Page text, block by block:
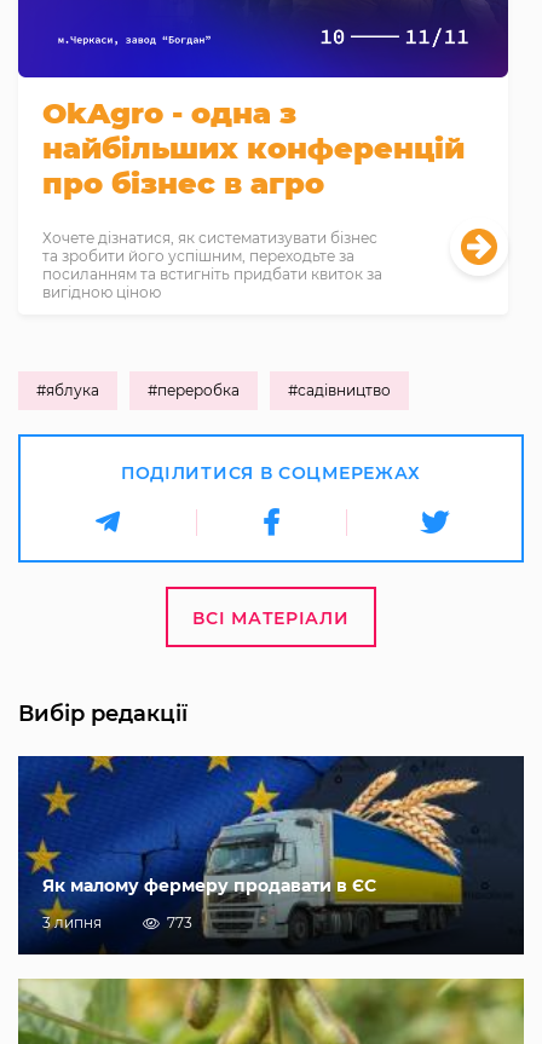
OkAgro - одна з
найбільших конференцій
про бізнес в агро
Хочете дізнатися, як систематизувати бізнес
та зробити його успішним, переходьте за
посиланням та встигніть придбати квиток за
вигідною ціною
#яблука #переробка #садівництво
ПОДІЛИТИСЯ В СОЦМЕРЕЖАХ
ВСІ МАТЕРІАЛИ
Вибір редакції
Як малому фермеру продавати в ЄС
3 липня 773